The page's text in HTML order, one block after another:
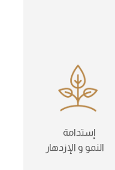
إستدامة
النمو و الإزدهار